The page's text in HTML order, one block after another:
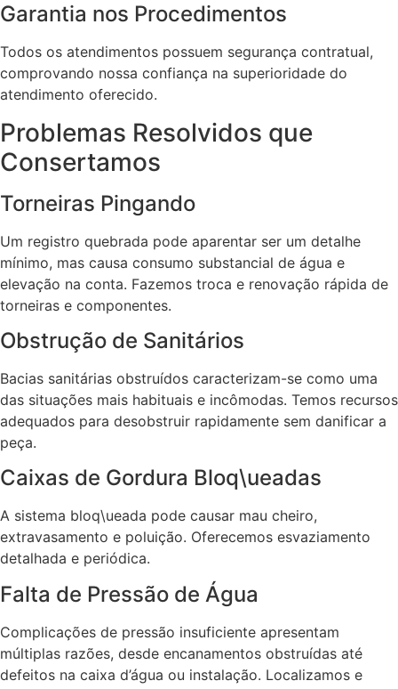
Garantia nos Procedimentos
Todos os atendimentos possuem segurança contratual,
comprovando nossa confiança na superioridade do
atendimento oferecido.
Problemas Resolvidos que
Consertamos
Torneiras Pingando
Um registro quebrada pode aparentar ser um detalhe
mínimo, mas causa consumo substancial de água e
elevação na conta. Fazemos troca e renovação rápida de
torneiras e componentes.
Obstrução de Sanitários
Bacias sanitárias obstruídos caracterizam-se como uma
das situações mais habituais e incômodas. Temos recursos
adequados para desobstruir rapidamente sem danificar a
peça.
Caixas de Gordura Bloq\ueadas
A sistema bloq\ueada pode causar mau cheiro,
extravasamento e poluição. Oferecemos esvaziamento
detalhada e periódica.
Falta de Pressão de Água
Complicações de pressão insuficiente apresentam
múltiplas razões, desde encanamentos obstruídas até
defeitos na caixa d’água ou instalação. Localizamos e